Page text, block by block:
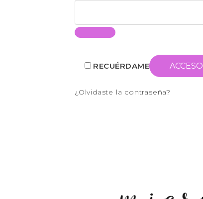
RECUÉRDAME ACCESO
¿Olvidaste la contraseña?